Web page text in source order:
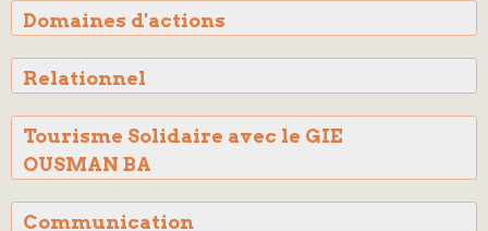
Domaines d'actions
Relationnel
Tourisme Solidaire avec le GIE
OUSMAN BA
Communication